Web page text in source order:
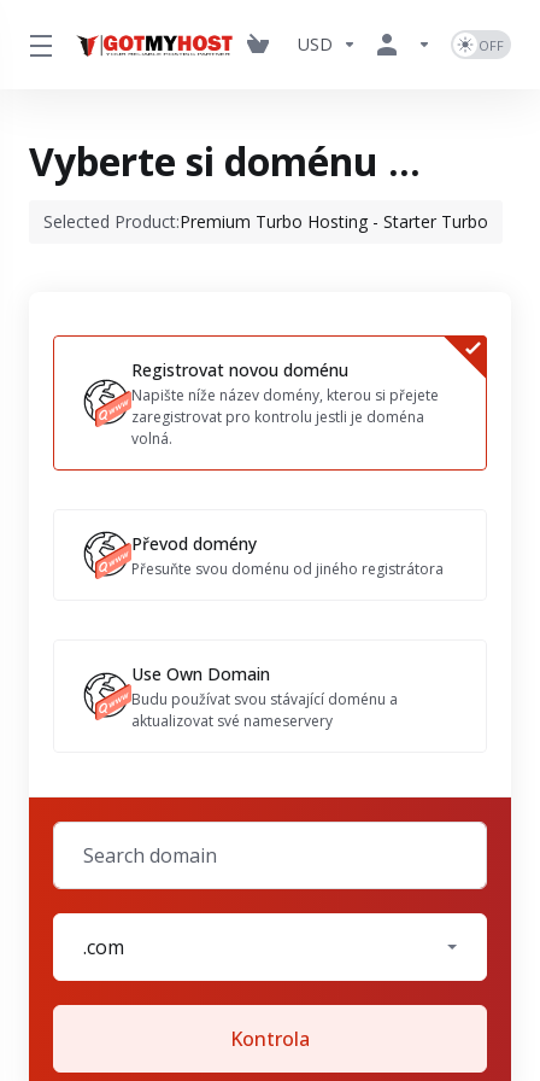
USD
Vyberte si doménu ...
Selected Product:Premium Turbo Hosting - Starter Turbo
Registrovat novou doménu
Napište níže název domény, kterou si přejete
zaregistrovat pro kontrolu jestli je doména
volná.
Převod domény
Přesuňte svou doménu od jiného registrátora
Use Own Domain
Budu používat svou stávající doménu a
aktualizovat své nameservery
.com
Kontrola